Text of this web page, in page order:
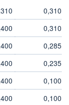
0,310
0,310
0,285
0,235
0,100
0,100